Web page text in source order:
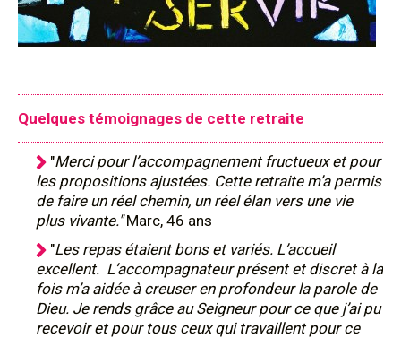
Quelques témoignages de cette retraite
"Merci pour l’accompagnement fructueux et pour
les propositions ajustées. Cette retraite m’a permis
de faire un réel chemin, un réel élan vers une vie
plus vivante."Marc, 46 ans
"Les repas étaient bons et variés. L’accueil
excellent. L’accompagnateur présent et discret à la
fois m’a aidée à creuser en profondeur la parole de
Dieu. Je rends grâce au Seigneur pour ce que j’ai pu
recevoir et pour tous ceux qui travaillent pour ce